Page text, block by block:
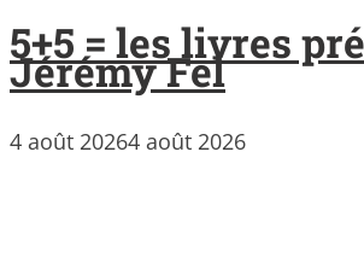
5+5 = les livres
Jérémy Fel
4 août 20264 août 2026